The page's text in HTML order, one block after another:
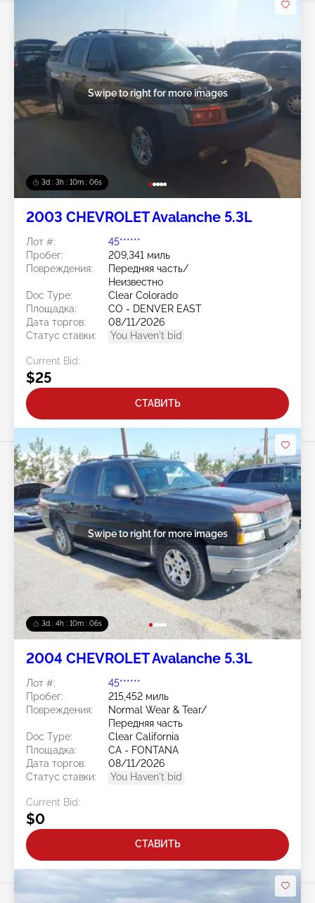
3d : 3h : 10m : 03s
Swipe to right for more images
2003 CHEVROLET Avalanche 5.3L
Лот #:
45******
Пробег:
209,341 миль
Повреждения:
Передняя часть/
Неизвестно
Doc Type:
Clear Colorado
Площадка:
CO - DENVER EAST
Дата торгов:
08/11/2026
Статус ставки:
You Haven't bid
Current Bid:
$25
СТАВИТЬ
3d : 4h : 10m : 03s
Swipe to right for more images
2004 CHEVROLET Avalanche 5.3L
Лот #:
45******
Пробег:
215,452 миль
Повреждения:
Normal Wear & Tear/
Передняя часть
Doc Type:
Clear California
Площадка:
CA - FONTANA
Дата торгов:
08/11/2026
Статус ставки:
You Haven't bid
Current Bid:
$0
СТАВИТЬ